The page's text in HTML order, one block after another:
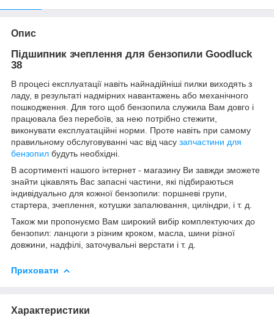
Опис
Підшипник зчеплення для бензопили Goodluck
38
В процесі експлуатації навіть найнадійніші пилки виходять з
ладу, в результаті надмірних навантажень або механічного
пошкодження. Для того щоб бензопила служила Вам довго і
працювала без перебоїв, за нею потрібно стежити,
виконувати експлуатаційні норми. Проте навіть при самому
правильному обслуговуванні час від часу запчастини для
бензопил будуть необхідні.
В асортименті нашого інтернет - магазину Ви завжди зможете
знайти цікавлять Вас запасні частини, які підбираються
індивідуально для кожної бензопили: поршневі групи,
стартера, зчеплення, котушки запалювання, циліндри, і т. д.
Також ми пропонуємо Вам широкий вибір комплектуючих до
бензопил: ланцюги з різним кроком, масла, шини різної
довжини, надфілі, заточувальні верстати і т. д.
Приховати
Характеристики